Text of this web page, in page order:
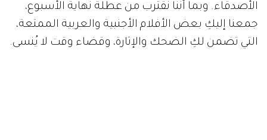
الأصدقاء. وبما أننا نقترب من عطلة نهاية الأسبوع،
جمعنا إليكِ بعض الأفلام الأجنبية والعربية الممتعة،
التي تضمن لكِ الضحك والإثارة، وقضاء وقت لا يُنسى.